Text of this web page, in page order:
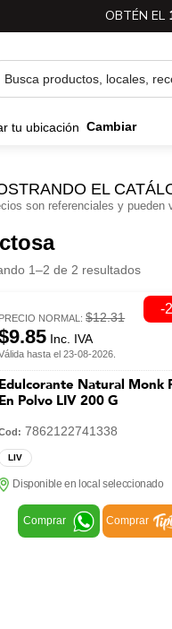
OBTÉN EL
tu ubicación Cambiar
EL
son referenciales y pueden
1–2 de 2 resultados
PRECIO NORMAL:$12.31
Inc. IVA
hasta el 23-08-2026.
Edulcorante Natural Monk
En Polvo LIV 200 G
7862122741338
LIV
Disponible en local seleccionado
Comprar Comprar
-